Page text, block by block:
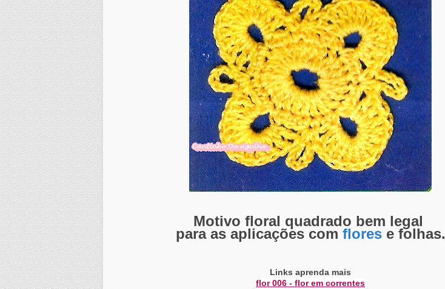
Motivo floral quadrado bem legal
para as aplicações com florese folhas.
Links aprenda mais
flor 006 - flor em correntes